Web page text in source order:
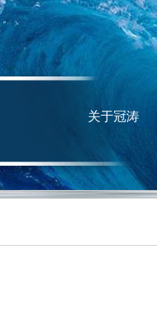
关于冠涛